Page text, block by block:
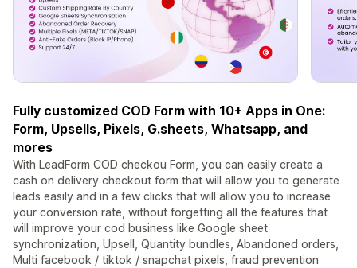
Fully customized COD Form with 10+ Apps in One:
Form, Upsells, Pixels, G.sheets, Whatsapp, and
mores
With LeadForm COD checkou Form, you can easily create a
cash on delivery checkout form that will allow you to generate
leads easily and in a few clicks that will allow you to increase
your conversion rate, without forgetting all the features that
will improve your cod business like Google sheet
synchronization, Upsell, Quantity bundles, Abandoned orders,
Multi facebook / tiktok / snapchat pixels, fraud prevention